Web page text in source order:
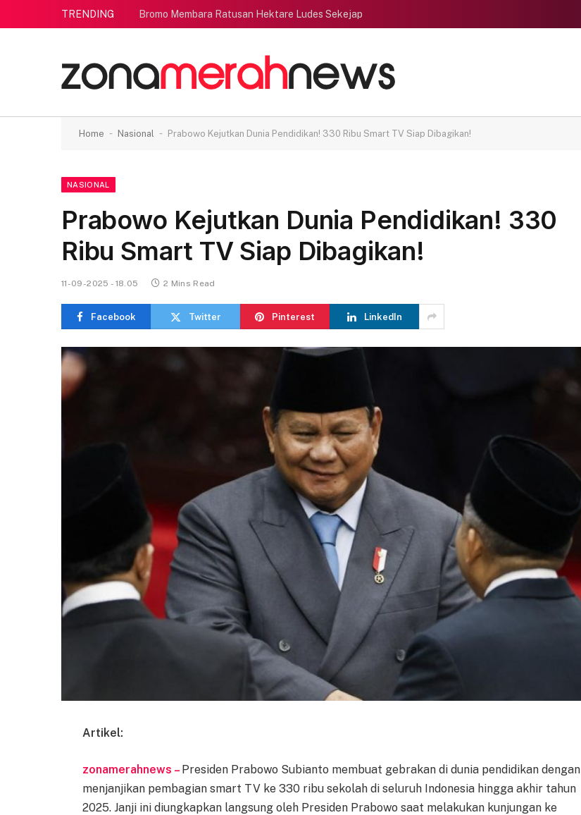
TRENDING Bromo Membara Ratusan Hektare Ludes Sekejap
Home - Nasional - Prabowo Kejutkan Dunia Pendidikan! 330 Ribu Smart TV Siap Dibagikan!
NASIONAL
Prabowo Kejutkan Dunia Pendidikan! 330
Ribu Smart TV Siap Dibagikan!
11-09-2025 - 18.05 2 Mins Read
Facebook Twitter Pinterest LinkedIn
Artikel:
zonamerahnews – Presiden Prabowo Subianto membuat gebrakan di dunia pendidikan dengan
menjanjikan pembagian smart TV ke 330 ribu sekolah di seluruh Indonesia hingga akhir tahun
2025. Janji ini diungkapkan langsung oleh Presiden Prabowo saat melakukan kunjungan ke